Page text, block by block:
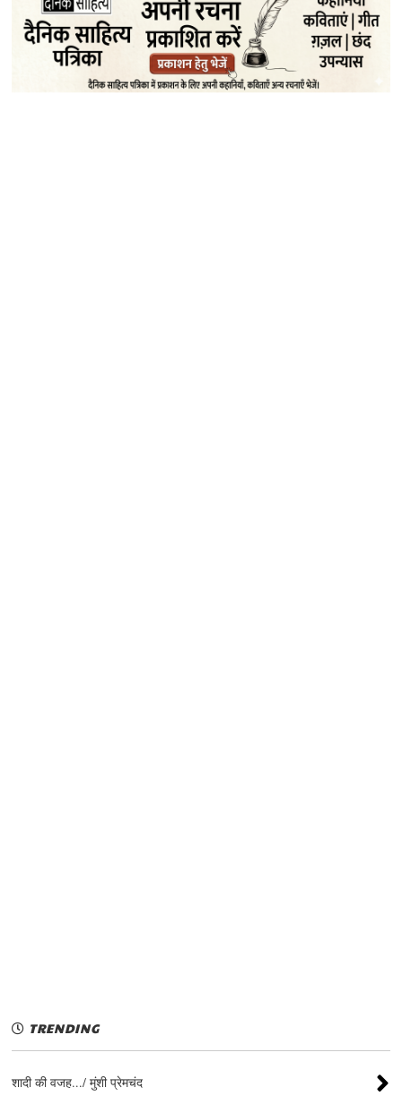
TRENDING
शादी की वजह.../ मुंशी प्रेमचंद